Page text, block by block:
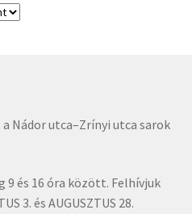
Nádor utca–Zrínyi utca sarok
és 16 óra között. Felhívjuk
3. és AUGUSZTUS 28.